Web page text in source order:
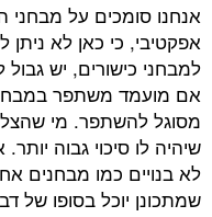
על מבחני הכישורים,
כאן לא ניתן לזייף. גם
יש גבול לעד כמה
במבחני כישורים
מי שהצליח
גבוה יותר. אבל
כמו מבחנים אחרים – כך
בסופו של דבר לצלוח.